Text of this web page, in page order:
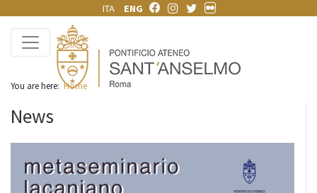
ITA ENG
You are here:Home
News